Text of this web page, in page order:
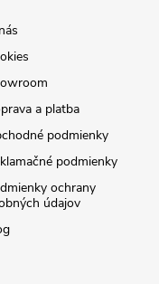
a platba
podmienky
podmienky
ochrany
údajov